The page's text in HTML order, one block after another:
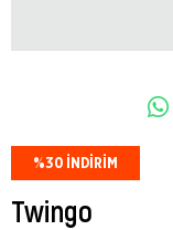
%30 İNDIRIM
Twingo